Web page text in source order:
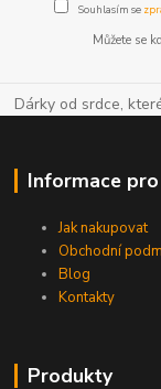
Souhlasím se
Můžete se
Dárky od srdce,
Informace
Jak nakupovat
Obchodní
Blog
Kontakty
Produkty